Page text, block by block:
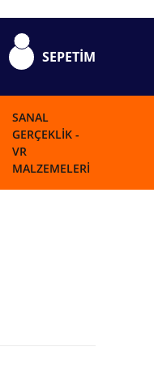
SEPETİM
SANAL
GERÇEKLIK -
VR
MALZEMELERI